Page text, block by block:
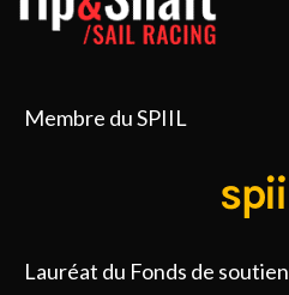
Membre du SPIIL
Lauréat du Fonds de soutien